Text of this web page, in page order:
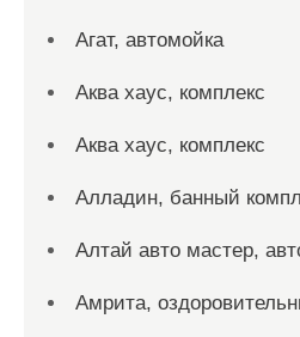
Агат, автомойка
Аква хаус, комплекс
Аква хаус, комплекс
Алладин, банный
Алтай авто мастер,
Амрита,